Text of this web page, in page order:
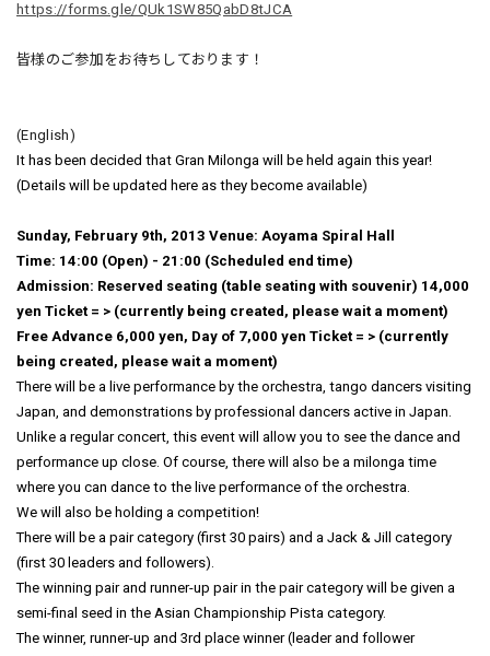
https://forms.gle/QUk1SW85QabD8tJCA
皆様のご参加をお待ちしております！
(English)
It has been decided that Gran Milonga will be held again this year!
(Details will be updated here as they become available)
Sunday, February 9th, 2013 Venue: Aoyama Spiral Hall
Time: 14:00 (Open) - 21:00 (Scheduled end time)
Admission: Reserved seating (table seating with souvenir) 14,000
yen Ticket = > (currently being created, please wait a moment)
Free Advance 6,000 yen, Day of 7,000 yen Ticket = > (currently
being created, please wait a moment)
There will be a live performance by the orchestra, tango dancers visiting
Japan, and demonstrations by professional dancers active in Japan.
Unlike a regular concert, this event will allow you to see the dance and
performance up close. Of course, there will also be a milonga time
where you can dance to the live performance of the orchestra.
We will also be holding a competition!
There will be a pair category (first 30 pairs) and a Jack & Jill category
(first 30 leaders and followers).
The winning pair and runner-up pair in the pair category will be given a
semi-final seed in the Asian Championship Pista category.
The winner, runner-up and 3rd place winner (leader and follower